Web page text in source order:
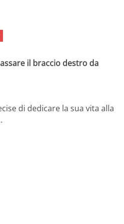
il braccio destro da
di dedicare la sua vita alla